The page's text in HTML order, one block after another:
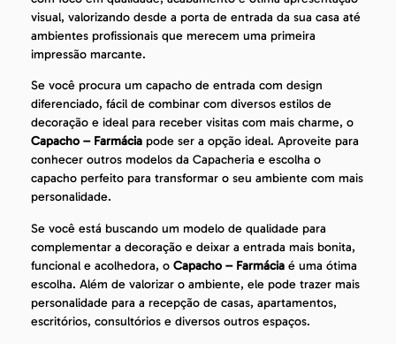
visual, valorizando desde a porta de entrada da sua casa até
ambientes profissionais que merecem uma primeira
impressão marcante.
Se você procura um capacho de entrada com design
diferenciado, fácil de combinar com diversos estilos de
decoração e ideal para receber visitas com mais charme, o
Capacho – Farmácia pode ser a opção ideal. Aproveite para
conhecer outros modelos da Capacheria e escolha o
capacho perfeito para transformar o seu ambiente com mais
personalidade.
Se você está buscando um modelo de qualidade para
complementar a decoração e deixar a entrada mais bonita,
funcional e acolhedora, o Capacho – Farmácia é uma ótima
escolha. Além de valorizar o ambiente, ele pode trazer mais
personalidade para a recepção de casas, apartamentos,
escritórios, consultórios e diversos outros espaços.